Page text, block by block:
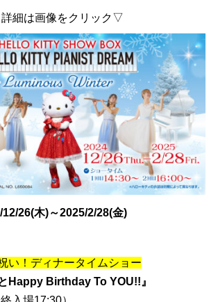
詳細は画像をクリック▽
26(木)～2025/2/28(金)
い！ディナータイムショー
Happy Birthday To YOU!!』